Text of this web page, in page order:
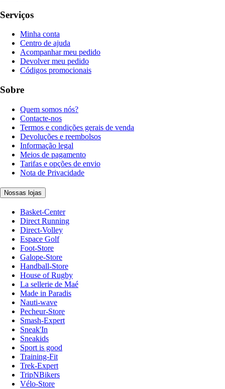
Serviços
Minha conta
Centro de ajuda
Acompanhar meu pedido
Devolver meu pedido
Códigos promocionais
Sobre
Quem somos nós?
Contacte-nos
Termos e condições gerais de venda
Devoluções e reembolsos
Informação legal
Meios de pagamento
Tarifas e opções de envio
Nota de Privacidade
Nossas lojas
Basket-Center
Direct Running
Direct-Volley
Espace Golf
Foot-Store
Galope-Store
Handball-Store
House of Rugby
La sellerie de Maé
Made in Paradis
Nauti-wave
Pecheur-Store
Smash-Expert
Sneak'In
Sneakids
Sport is good
Training-Fit
Trek-Expert
TripNBikers
Vélo-Store